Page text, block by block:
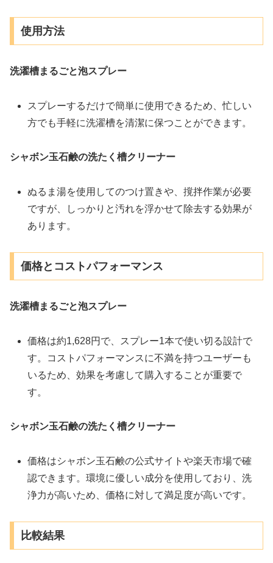
使用方法
洗濯槽まるごと泡スプレー
スプレーするだけで簡単に使用できるため、忙しい
方でも手軽に洗濯槽を清潔に保つことができます。
シャボン玉石鹸の洗たく槽クリーナー
ぬるま湯を使用してのつけ置きや、撹拌作業が必要
ですが、しっかりと汚れを浮かせて除去する効果が
あります​​。
価格とコストパフォーマンス
洗濯槽まるごと泡スプレー
価格は約1,628円で、スプレー1本で使い切る設計で
す。コストパフォーマンスに不満を持つユーザーも
いるため、効果を考慮して購入することが重要で
す。
シャボン玉石鹸の洗たく槽クリーナー
価格はシャボン玉石鹸の公式サイトや楽天市場で確
認できます。環境に優しい成分を使用しており、洗
浄力が高いため、価格に対して満足度が高いです​。
比較結果